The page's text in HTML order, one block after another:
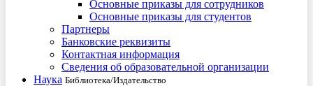
Основные приказы для сотрудников
Основные приказы для студентов
Партнеры
Банковские реквизиты
Контактная информация
Сведения об образовательной организации
Наука Библиотека/Издательство